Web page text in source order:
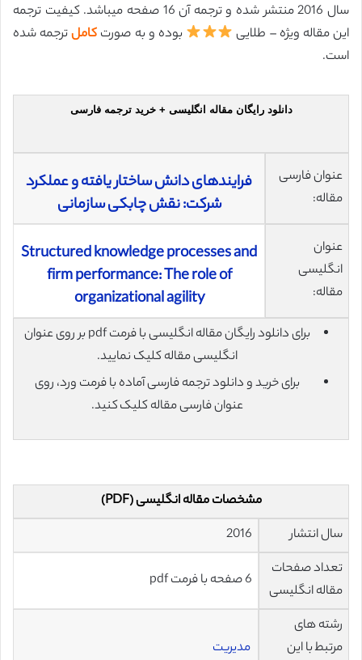
سال 2016 منتشر شده و ترجمه آن 16 صفحه میباشد. کیفیت ترجمه
این مقاله ویژه – طلایی
بوده و به صورت کاملترجمه شده
است.
دانلود رایگان مقاله انگلیسی + خرید ترجمه فارسی
عنوان فارسی
مقاله:
فرایندهای دانش ساختار یافته و عملکرد
شرکت: نقش چابکی سازمانی
عنوان
انگلیسی
مقاله:
Structured knowledge processes and
firm performance: The role of
organizational agility
برای دانلود رایگان مقاله انگلیسی با فرمت pdf بر روی عنوان
انگلیسی مقاله کلیک نمایید.
برای خرید و دانلود ترجمه فارسی آماده با فرمت ورد، روی
عنوان فارسی مقاله کلیک کنید.
مشخصات مقاله انگلیسی (PDF)
سال انتشار
2016
تعداد صفحات
مقاله انگلیسی
6 صفحه با فرمت pdf
رشته های
مرتبط با این
مدیریت